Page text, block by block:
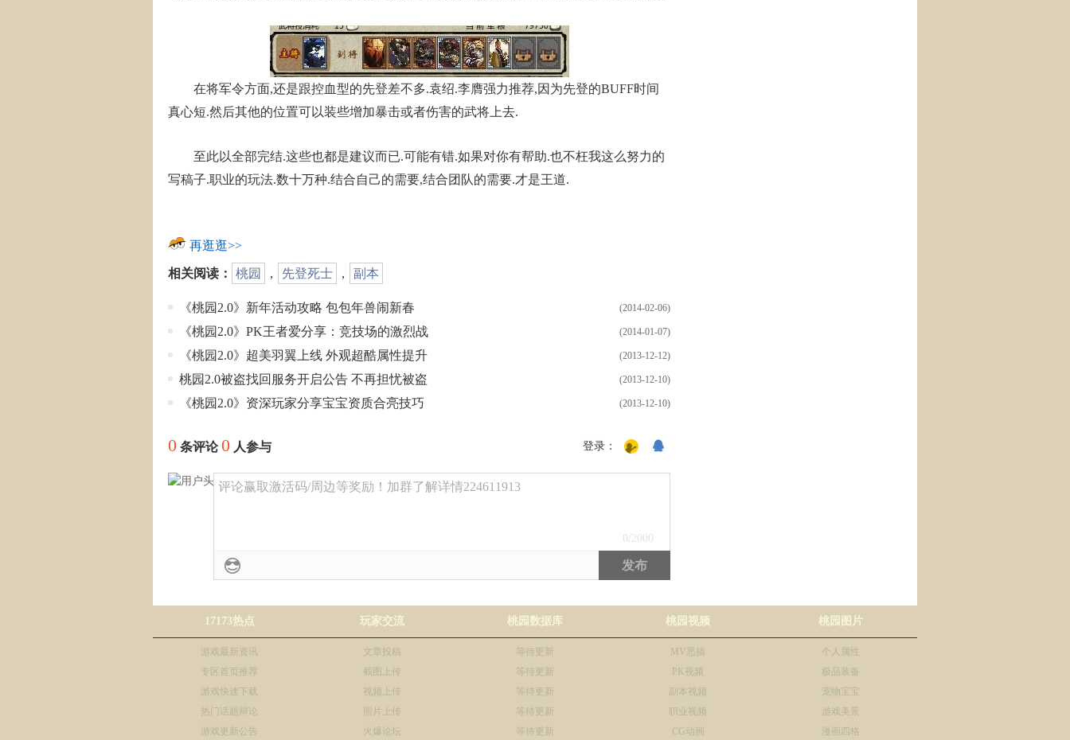
在将军令方面,还是跟控血型的先登差不多.袁绍.李膺强力推荐,因为先登的BUFF时间
真心短.然后其他的位置可以装些增加暴击或者伤害的武将上去.
至此以全部完结.这些也都是建议而已.可能有错.如果对你有帮助.也不枉我这么努力的
写稿子.职业的玩法.数十万种.结合自己的需要,结合团队的需要.才是王道.
再逛逛>>
相关阅读： 桃园 ， 先登死士 ， 副本
(2014-02-06)
《桃园2.0》新年活动攻略 包包年兽闹新春
(2014-01-07)
《桃园2.0》PK王者爱分享：竞技场的激烈战
(2013-12-12)
《桃园2.0》超美羽翼上线 外观超酷属性提升
(2013-12-10)
桃园2.0被盗找回服务开启公告 不再担忧被盗
(2013-12-10)
《桃园2.0》资深玩家分享宝宝资质合亮技巧
0 条评论0 人参与 登录：
评论赢取激活码/周边等奖励！加群了解详情224611913
0 /2000
发布
17173热点
游戏最新资讯
专区首页推荐
游戏快速下载
热门话题辩论
游戏更新公告
玩家交流
文章投稿
截图上传
视频上传
照片上传
火爆论坛
桃园数据库
等待更新
等待更新
等待更新
等待更新
等待更新
桃园视频
MV恶搞
PK视频
副本视频
职业视频
CG动画
桃园图片
个人属性
极品装备
宠物宝宝
游戏美景
漫画四格